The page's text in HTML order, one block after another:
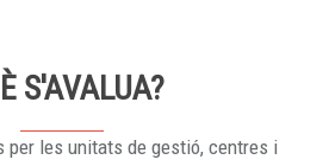
S'AVALUA?
per les unitats de gestió, centres i